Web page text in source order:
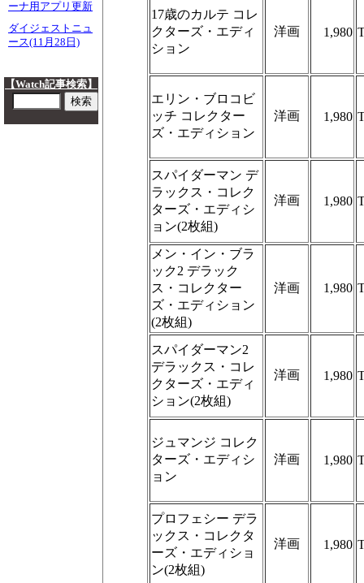
ーナ用アプリ更新
ダイジェストニュ
ース(11月28日)
【Watch記事検索】
17歳のカルテ コレ
クターズ・エディ
ション
洋画 1,980
エリン・ブロコビ
ッチ コレクター
ズ・エディション
洋画 1,980
スパイダーマン デ
ラックス・コレク
ターズ・エディシ
ョン(2枚組)
洋画 1,980
メン・イン・ブラ
ック2 デラック
ス・コレクター
ズ・エディション
(2枚組)
洋画 1,980
スパイダーマン2
デラックス・コレ
クターズ・エディ
ション(2枚組)
洋画 1,980
ジュマンジ コレク
ターズ・エディシ
ョン
洋画 1,980
プロフェシー デラ
ックス・コレクタ
ーズ・エディショ
ン(2枚組)
洋画 1,980